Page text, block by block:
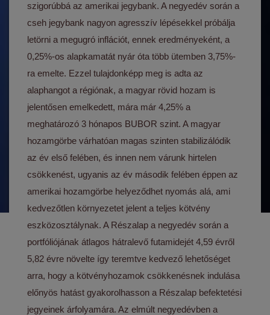
szigorúbbá az amerikai jegybank. A negyedév során a
cseh jegybank nagyon agresszív lépésekkel próbálja
letörni a megugró inflációt, ennek eredményeként, a
0,25%-os alapkamatát nyár óta több ütemben 3,75%-
ra emelte. Ezzel tulajdonképp meg is adta az
alaphangot a régiónak, a magyar rövid hozam is
jelentősen emelkedett, mára már 4,25% a
meghatározó 3 hónapos BUBOR szint. A magyar
hozamgörbe várhatóan magas szinten stabilizálódik
az év első felében, és innen nem várunk hirtelen
csökkenést, ugyanis az év második felében éppen az
amerikai hozamgörbe helyeződhet nyomás alá, ami
kedvezőtlen környezetet jelent a teljes kötvény
eszközosztálynak. A Részalap a negyedév során a
portfóliójának átlagos hátralevő futamidejét 4,59 évről
5,82 évre növelte így teremtve kedvező lehetőséget
arra, hogy a kötvényhozamok csökkenésnek indulása
előnyös hatást gyakorolhasson a Részalap befektetési
jegyeinek árfolyamára. Az elmúlt negyedévben a